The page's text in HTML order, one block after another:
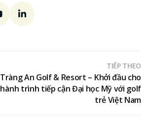
TIẾP THEO
Tràng An Golf & Resort – Khởi đầu cho
hành trình tiếp cận Đại học Mỹ với golf
trẻ Việt Nam